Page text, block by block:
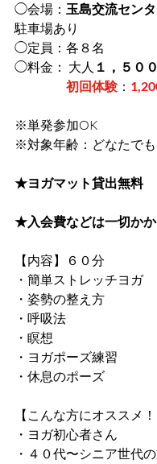
◯会場： 玉島交流セン
駐車場あり
◯定員：各８名
◯料金： 大人 １，５０
初回体験 ：
※単発参加OK
※対象年齢：どなたでも
★ヨガマット貸出無料
★入会費などは一切か
【内容】６０分
・簡単ストレッチヨガ
・姿勢の整え方
・呼吸法
・瞑想
・ヨガポーズ練習
・休息のポーズ
【こんな方にオススメ！
・ヨガ初心者さん
・４０代〜シニア世代